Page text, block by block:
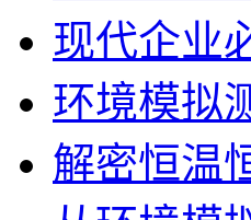
现代企业
环境模拟
解密恒温